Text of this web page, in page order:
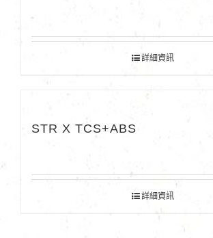
詳細資訊
STR X TCS+ABS
詳細資訊